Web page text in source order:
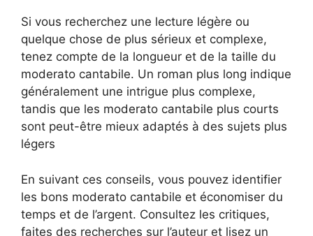
Si vous recherchez une lecture légère ou
quelque chose de plus sérieux et complexe,
tenez compte de la longueur et de la taille du
moderato cantabile. Un roman plus long indique
généralement une intrigue plus complexe,
tandis que les moderato cantabile plus courts
sont peut-être mieux adaptés à des sujets plus
légers
En suivant ces conseils, vous pouvez identifier
les bons moderato cantabile et économiser du
temps et de l’argent. Consultez les critiques,
faites des recherches sur l’auteur et lisez un